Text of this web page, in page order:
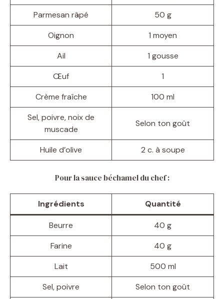
Parmesan râpé
50 g
Oignon
1 moyen
Ail
1 gousse
Œuf
1
Crème fraîche
100 ml
Sel, poivre, noix de
muscade
Selon ton goût
Huile d’olive 2 c. à soupe
Pour la sauce béchamel du chef :
Ingrédients Quantité
Beurre
40 g
Farine
40 g
Lait
500 ml
Sel, poivre
Selon ton goût